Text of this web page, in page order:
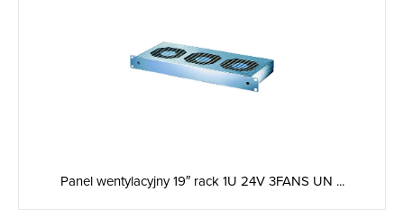
Panel wentylacyjny 19″ rack 1U 24V 3FANS UN ...